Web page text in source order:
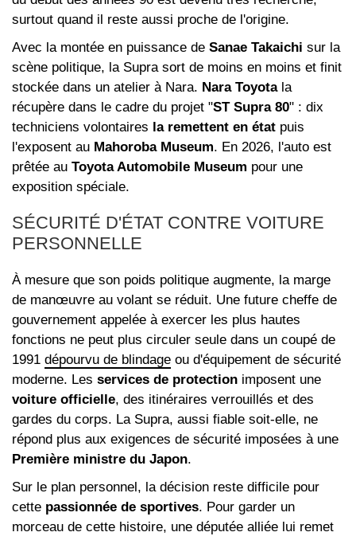
surtout quand il reste aussi proche de l'origine.
Avec la montée en puissance de Sanae Takaichi sur la
scène politique, la Supra sort de moins en moins et finit
stockée dans un atelier à Nara. Nara Toyotala
récupère dans le cadre du projet "ST Supra 80" : dix
techniciens volontaires la remettent en état puis
l'exposent au Mahoroba Museum. En 2026, l'auto est
prêtée au Toyota Automobile Museum pour une
exposition spéciale.
SÉCURITÉ D'ÉTAT CONTRE VOITURE
PERSONNELLE
À mesure que son poids politique augmente, la marge
de manœuvre au volant se réduit. Une future cheffe de
gouvernement appelée à exercer les plus hautes
fonctions ne peut plus circuler seule dans un coupé de
1991 dépourvu de blindage ou d'équipement de sécurité
moderne. Les services de protection imposent une
voiture officielle, des itinéraires verrouillés et des
gardes du corps. La Supra, aussi fiable soit-elle, ne
répond plus aux exigences de sécurité imposées à une
Première ministre du Japon.
Sur le plan personnel, la décision reste difficile pour
cette passionnée de sportives. Pour garder un
morceau de cette histoire, une députée alliée lui remet